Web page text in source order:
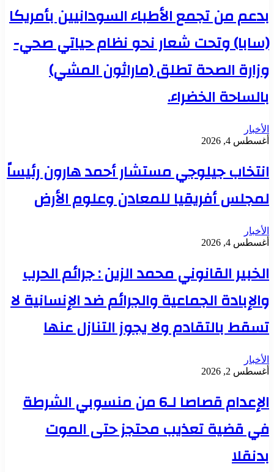
بدعم من تجمع الأطباء السودانيين بأمريكا
(سابا) وتحت شعار نحو نظام حياتي صحي-
وزارة الصحة تطلق (ماراثون المشي)
بالساحة الخضراء.
الأخبار
أغسطس 4, 2026
انتخاب جيلوجي مستشار أحمد هارون رئيساً
لمجلس أفريقيا للمعادن وعلوم الأرض
الأخبار
أغسطس 4, 2026
الخبير القانوني محمد الزين : جرائم الحرب
والإبادة الجماعية والجرائم ضد الإنسانية لا
تسقط بالتقادم ولا يجوز التنازل عنها
الأخبار
أغسطس 2, 2026
الإعدام قصاصا لـ6 من منسوبي الشرطة
في قضية تعذيب محتجز حتى الموت
بدنقلا